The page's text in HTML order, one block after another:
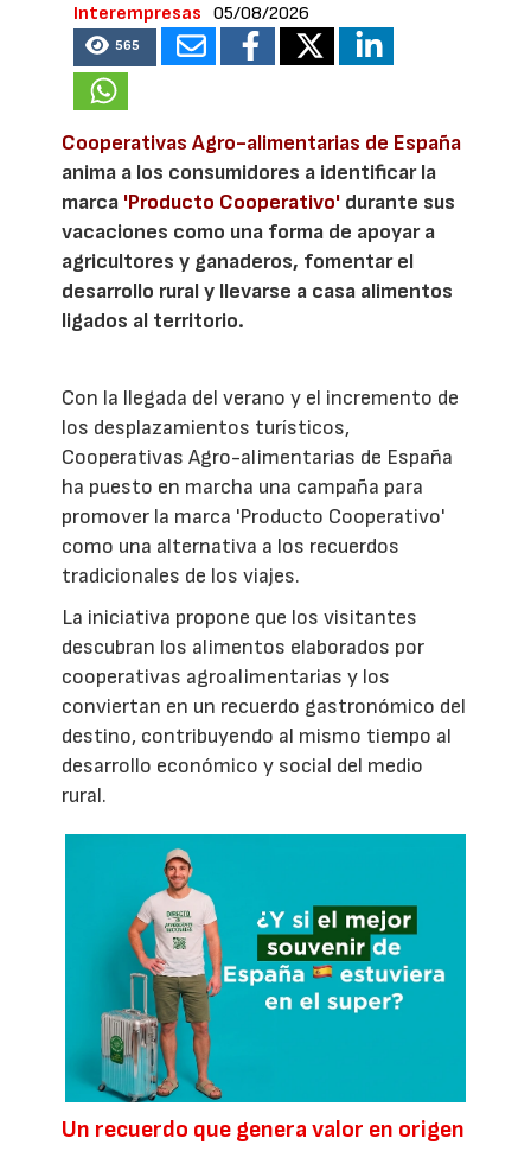
Interempresas
05/08/2026
565
Cooperativas Agro-alimentarias de España
anima a los consumidores a identificar la
marca 'Producto Cooperativo' durante sus
vacaciones como una forma de apoyar a
agricultores y ganaderos, fomentar el
desarrollo rural y llevarse a casa alimentos
ligados al territorio.
Con la llegada del verano y el incremento de
los desplazamientos turísticos,
Cooperativas Agro-alimentarias de España
ha puesto en marcha una campaña para
promover la marca 'Producto Cooperativo'
como una alternativa a los recuerdos
tradicionales de los viajes.
La iniciativa propone que los visitantes
descubran los alimentos elaborados por
cooperativas agroalimentarias y los
conviertan en un recuerdo gastronómico del
destino, contribuyendo al mismo tiempo al
desarrollo económico y social del medio
rural.
Un recuerdo que genera valor en origen